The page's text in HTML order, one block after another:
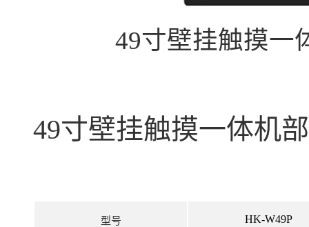
49寸壁挂触摸
49寸壁挂触摸一体机
型号 HK-W49P